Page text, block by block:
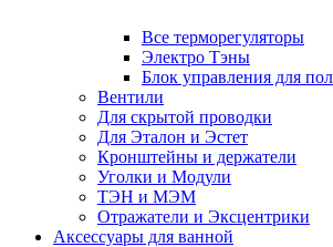
Все терморегуляторы
Электро Тэны
Блок управления для
Вентили
Для скрытой проводки
Для Эталон и Эстет
Кронштейны и держатели
Уголки и Модули
ТЭН и МЭМ
Отражатели и Эксцентрики
Аксессуары для ванной